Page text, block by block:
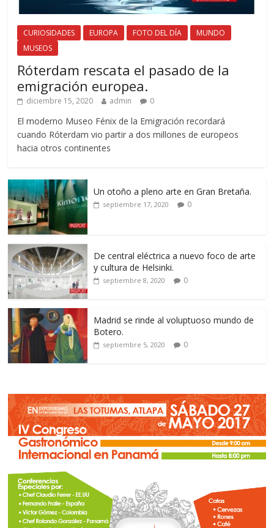
CURIOSIDADES EUROPA FOTO DEL DÍA
MUNDO
MUSEOS
Róterdam rescata el pasado de la
emigración europea.
diciembre 15, 2020 admin 0
El moderno Museo Fénix de la Emigración recordará
cuando Róterdam vio partir a dos millones de europeos
hacia otros continentes
Un otoño a pleno arte en Gran Bretaña.
septiembre 17, 2020 0
De central eléctrica a nuevo foco de arte
y cultura de Helsinki.
septiembre 8, 2020 0
Madrid se rinde al voluptuoso mundo de
Botero.
septiembre 5, 2020 0